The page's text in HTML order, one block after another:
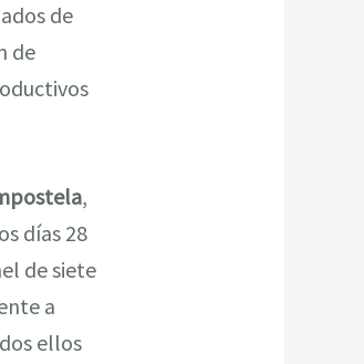
de
de
,
días 28
de siete
a
ellos